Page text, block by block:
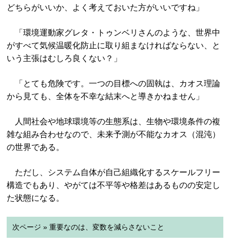
どちらがいいか、よく考えておいた方がいいですね」
「環境運動家グレタ・トゥンベリさんのような、世界中
がすべて気候温暖化防止に取り組まなければならない、と
いう主張はむしろ良くない？」
「とても危険です。一つの目標への固執は、カオス理論
から見ても、全体を不幸な結末へと導きかねません」
人間社会や地球環境等の生態系は、生物や環境条件の複
雑な組み合わせなので、未来予測が不能なカオス（混沌）
の世界である。
ただし、システム自体が自己組織化するスケールフリー
構造でもあり、やがては不平等や格差はあるものの安定し
た状態になる。
次ページ » 重要なのは、変数を減らさないこと